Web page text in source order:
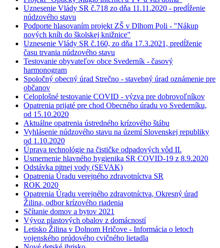
Uznesenie Vlády SR č.718 zo dňa 11.11.2020 - predĺženie
núdzového stavu
Podporte hlasovaním projekt ZŠ v Dlhom Poli - "Nákup
nových kníh do školskej knižnice"
Uznesenie Vlády SR č.160, zo dňa 17.3.2021, predĺženie
času trvania núdzového stavu
Testovanie obyvateľov obce Svederník - časový
harmonogram
Spoločný obecný úrad Strečno - stavebný úrad oznámenie pre
občanov
Celoplošné testovanie COVID - výzva pre dobrovoľníkov
Opatrenia prijaté pre chod Obecného úradu vo Svederníku,
od 15.10.2020
Aktuálne opatrenia ústredného krízového štábu
Vyhlásenie núdzového stavu na území Slovenskej republiky
od 1.10.2020
Úprava technológie na čističke odpadových vôd II.
Usmernenie hlavného hygienika SR COVID-19 z 8.9.2020
Odstávka pitnej vody (SEVAK)
Opatrenia Úradu verejného zdravotníctva SR
ROK 2020
Opatrenia Úradu verejného zdravotníctva, Okresný úrad
Žilina, odbor krízového riadenia
Sčítanie domov a bytov 2021
Vývoz plastových obalov z domácností
Letisko Žilina v Dolnom Hričove - Informácia o letoch
vojenského prúdového cvičného lietadla